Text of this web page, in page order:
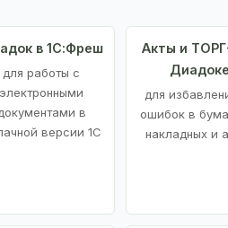
в 1С:Фреш
для работы с
электронными
в
версии 1С
Акты и
Диадоке
для
ошибок в
накладных и